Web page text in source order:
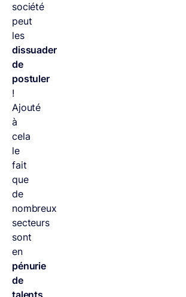
société
peut
les
dissuader
de
postuler
!
Ajouté
à
cela
le
fait
que
de
nombreux
secteurs
sont
en
pénurie
de